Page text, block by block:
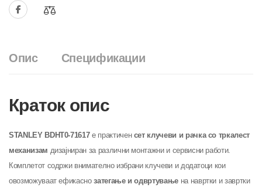
Опис Спецификации
Краток опис
STANLEY BDHT0-71617е практичен сет клучеви и рачка со тркалест
механизам дизајниран за различни монтажни и сервисни работи.
Комплетот содржи внимателно избрани клучеви и додатоци кои
овозможуваат ефикаснозатегање и одвртувањена навртки и завртки